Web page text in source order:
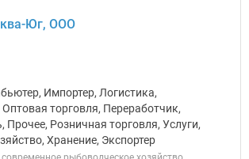
Юг, ООО
Импортер, Логистика,
торговля, Переработчик,
Прочее, Розничная торговля, Услуги,
Хранение, Экспортер